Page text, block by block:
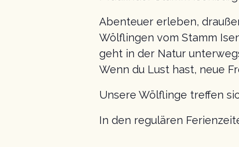
Abenteuer erleben,
Wölflingen vom Stamm
geht in der Natur
Wenn du Lust hast, neue
Unsere Wölflinge treffen
In den regulären